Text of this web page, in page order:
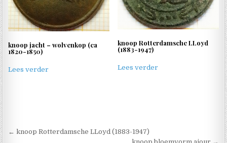
knoop jacht – wolvenkop (ca
1820-1850)
Lees verder
knoop Rotterdamsche LLoyd
(1883-1947)
Lees verder
Berichtnavigatie
← knoop Rotterdamsche LLoyd (1883-1947)